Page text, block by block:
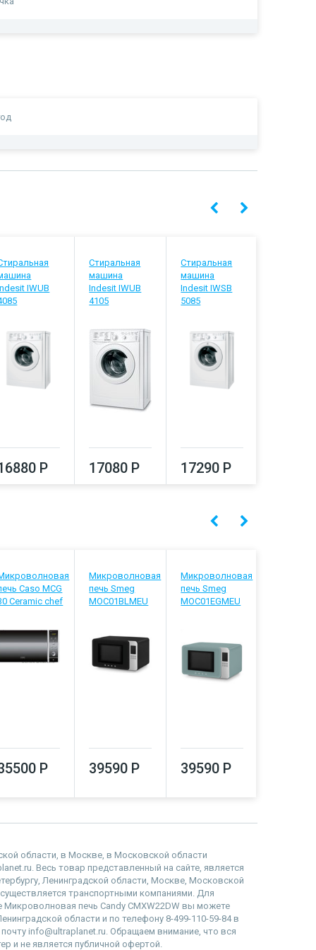
IWUB
Р
Стиральная
машина
Indesit IWUB
4105
17080 Р
Стиральная
машина
Indesit IWSB
5085
17290 Р
Caso MCG
Ceramic chef
Р
Микроволновая
печь Smeg
MOC01BLMEU
39590 Р
Микроволновая
печь Smeg
MOC01EGMEU
39590 Р
области, в Москве, в Московской области
Весь товар представленный на сайте, является
Ленинградской области, Москве, Московской
транспортными компаниями. Для
Микроволновая печь Candy CMXW22DW вы можете
области и по телефону 8-499-110-59-84 в
info@ultraplanet.ru. Обращаем внимание, что вся
и не является публичной офертой.